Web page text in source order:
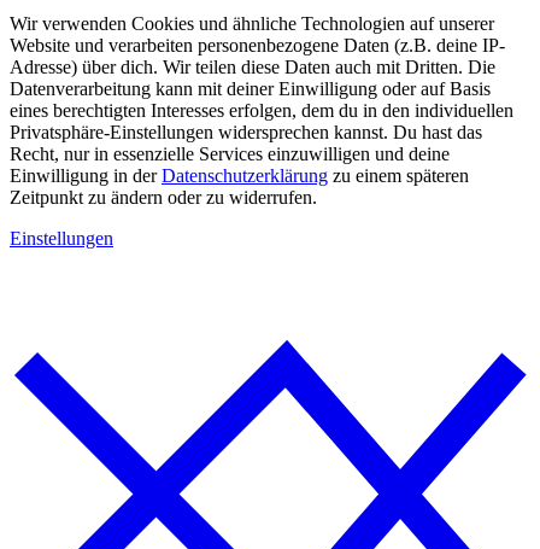
Wir verwenden Cookies und ähnliche Technologien auf unserer
Website und verarbeiten personenbezogene Daten (z.B. deine IP-
Adresse) über dich. Wir teilen diese Daten auch mit Dritten. Die
Datenverarbeitung kann mit deiner Einwilligung oder auf Basis
eines berechtigten Interesses erfolgen, dem du in den individuellen
Privatsphäre-Einstellungen widersprechen kannst. Du hast das
Recht, nur in essenzielle Services einzuwilligen und deine
Einwilligung in derDatenschutzerklärung zu einem späteren
Zeitpunkt zu ändern oder zu widerrufen.
Einstellungen